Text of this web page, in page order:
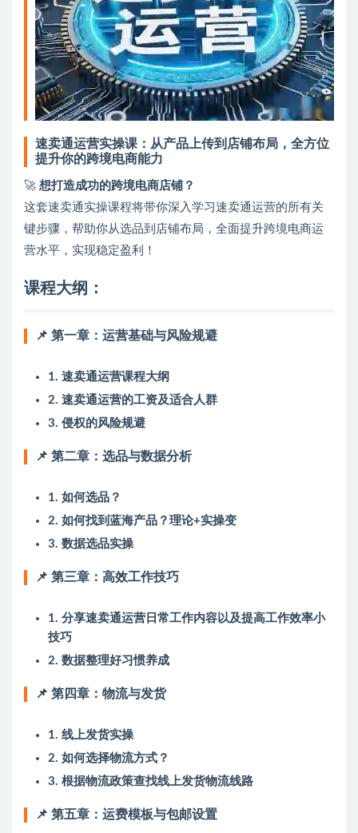
速卖通运营实操课：从产品上传到店铺布局，全方位
提升你的跨境电商能力
🚀 想打造成功的跨境电商店铺？
这套速卖通实操课程将带你深入学习速卖通运营的所有关
键步骤，帮助你从选品到店铺布局，全面提升跨境电商运
营水平，实现稳定盈利！
课程大纲：
📌 第一章：运营基础与风险规避
1. 速卖通运营课程大纲
2. 速卖通运营的工资及适合人群
3. 侵权的风险规避
📌 第二章：选品与数据分析
1. 如何选品？
2. 如何找到蓝海产品？理论+实操变
3. 数据选品实操
📌 第三章：高效工作技巧
1. 分享速卖通运营日常工作内容以及提高工作效率小
技巧
2. 数据整理好习惯养成
📌 第四章：物流与发货
1. 线上发货实操
2. 如何选择物流方式？
3. 根据物流政策查找线上发货物流线路
📌 第五章：运费模板与包邮设置